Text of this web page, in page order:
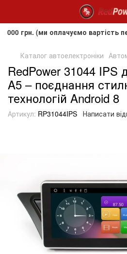
оплачуємо вартість
Каталог автоелектроніки
RedPower 31044 IPS
A5 – поєднання
технологій Android 8
Артикул: RP31044IPS Написати